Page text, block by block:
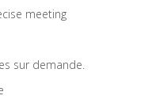
meeting
sur demande.